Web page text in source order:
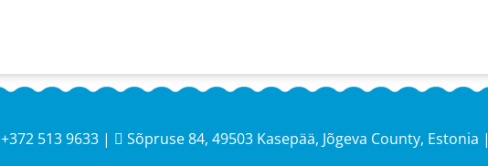
+372 513 9633 | Sõpruse 84, 49503 Kasepää, Jõgeva County, Estonia |